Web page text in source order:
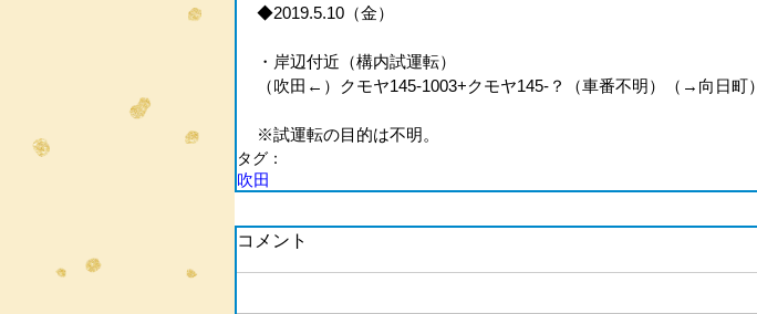
◆2019.5.10（金）
・岸辺付近（構内試運転）
（吹田←）クモヤ145-1003+クモヤ145-？（車番不明）（→向日町）
※試運転の目的は不明。
タグ：
吹田
コメント